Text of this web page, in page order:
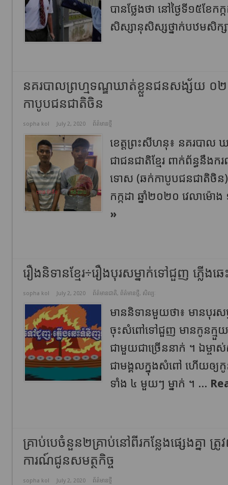
បានថ្លែងថា នៅថ្ងៃទី១៥ខែក
សិស្សានុសិស្សថ្នាក់បឋមសិក្
នគរបាលព្រហ្មទណ្ឌឃាត់ខ្លួនជនសង្ស័យ ០
កាបូបជនជាតិចិន
sopha kol July 2, 2020 ព័ត៌មានថ្មី
ខេត្តព្រះសីហនុ៖ នគរបាល
ជាជនជាតិខ្មែរ ពាក់ព័ន្ធនឹង
ទោស (ឆក់កាបូបជនជាតិចិន)
កក្កដា ឆ្នាំ២០២០ វេលាម៉
»
រឿង​និទានខ្មែរ÷រឿងបុរសម្នាក់ទៅជួញ ភ្លើង​
sopha kol July 2, 2020 ព័ត៌មានជាតិ, ព័ត៌មានថ្មី, សិល្បៈ
មាននិទានមួយថា​៖ មាន​បុរស​ម្
ចុះ​សំពៅ​ទៅ​ជួញ មាន​កូន​ក្
ជាមួយ​ជា​ច្រើន​នាក់ ។ ឯ​ម្ចា
ជា​មង្គល​ក្នុង​សំពៅ ហើយ​ឲ្យ​កូន​
ទាំង ៤ មួយ​ៗ ម្នាក់ ។ ...
គ្រាប់បេចំនួន២គ្រាប់នៅពីរកន្លែងផ្សេងគ្នា ត្
ការណ៍ជូនសមត្ថកិច្ច
sopha kol July 2, 2020 ព័ត៌មានថ្មី